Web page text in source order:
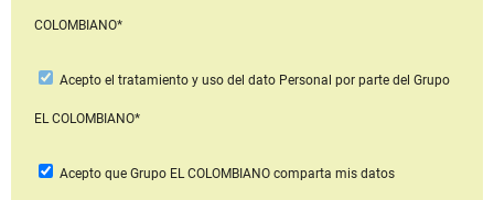
COLOMBIANO*
Acepto el tratamiento y uso del dato Personal por parte del Grupo
EL COLOMBIANO*
Acepto que Grupo EL COLOMBIANOcomparta mis datos